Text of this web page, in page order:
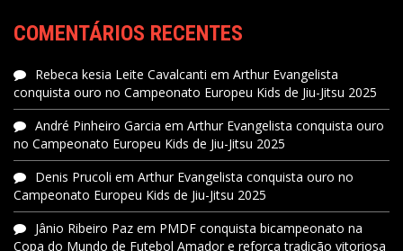
COMENTÁRIOS RECENTES
Rebeca kesia Leite Cavalcanti em Arthur Evangelista
conquista ouro no Campeonato Europeu Kids de Jiu-Jitsu 2025
André Pinheiro Garcia em Arthur Evangelista conquista ouro
no Campeonato Europeu Kids de Jiu-Jitsu 2025
Denis Prucoli em Arthur Evangelista conquista ouro no
Campeonato Europeu Kids de Jiu-Jitsu 2025
Jânio Ribeiro Paz em PMDF conquista bicampeonato na
Copa do Mundo de Futebol Amador e reforça tradição vitoriosa